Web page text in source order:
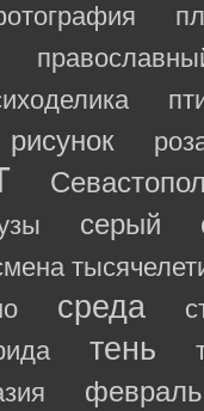
рисунок
серый
среда
тень
февраль